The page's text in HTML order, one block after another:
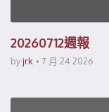
20260712週報
byjrk 7 月 24 2026